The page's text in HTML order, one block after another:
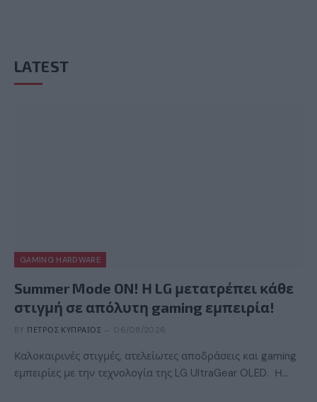
LATEST
GAMING HARDWARE
Summer Mode ON! Η LG μετατρέπει κάθε
στιγμή σε απόλυτη gaming εμπειρία!
BY ΠΈΤΡΟΣ ΚΥΠΡΑΊΟΣ 06/08/2026
Καλοκαιρινές στιγμές, ατελείωτες αποδράσεις και gaming
εμπειρίες με την τεχνολογία της LG UltraGear OLED. Η…